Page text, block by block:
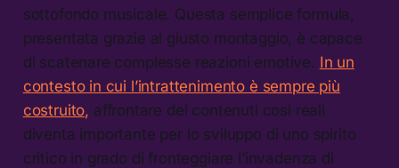
sottofondo musicale. Questa semplice formula,
presentata grazie al giusto montaggio, è capace
di scatenare complesse reazioni emotive. In un
contesto in cui l’intrattenimento è sempre più
costruito, affrontare dei contenuti così reali
diventa importante per lo sviluppo di uno spirito
critico in grado di fronteggiare l’invadenza di